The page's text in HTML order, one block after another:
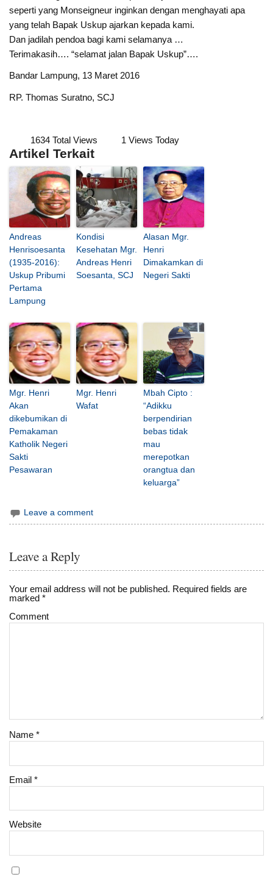
seperti yang Monseigneur inginkan dengan menghayati apa
yang telah Bapak Uskup ajarkan kepada kami.
Dan jadilah pendoa bagi kami selamanya …
Terimakasih…. “selamat jalan Bapak Uskup”….
Bandar Lampung, 13 Maret 2016
RP. Thomas Suratno, SCJ
1634 Total Views 1 Views Today
Artikel Terkait
Andreas
Henrisoesanta
(1935-2016):
Uskup Pribumi
Pertama
Lampung
Kondisi
Kesehatan Mgr.
Andreas Henri
Soesanta, SCJ
Alasan Mgr.
Henri
Dimakamkan di
Negeri Sakti
Mgr. Henri
Akan
dikebumikan di
Pemakaman
Katholik Negeri
Sakti
Pesawaran
Mgr. Henri
Wafat
Mbah Cipto :
“Adikku
berpendirian
bebas tidak
mau
merepotkan
orangtua dan
keluarga”
Leave a comment
Leave a Reply
Your email address will not be published. Required fields are
marked*
Comment
Name*
Email*
Website